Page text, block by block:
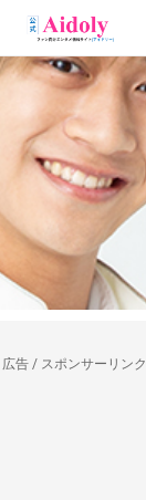
広告 / スポンサーリンク